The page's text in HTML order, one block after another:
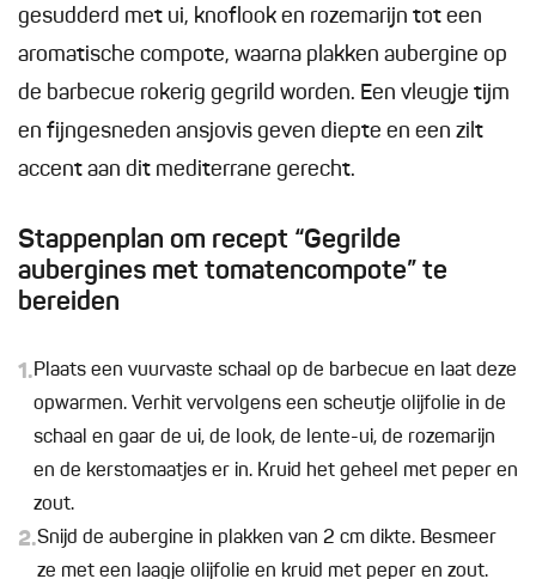
gesudderd met ui, knoflook en rozemarijn tot een
aromatische compote, waarna plakken aubergine op
de barbecue rokerig gegrild worden. Een vleugje tijm
en fijngesneden ansjovis geven diepte en een zilt
accent aan dit mediterrane gerecht.
Stappenplan om recept “Gegrilde
aubergines met tomatencompote” te
bereiden
1.Plaats een vuurvaste schaal op de barbecue en laat deze
opwarmen. Verhit vervolgens een scheutje olijfolie in de
schaal en gaar de ui, de look, de lente-ui, de rozemarijn
en de kerstomaatjes er in. Kruid het geheel met peper en
zout.
2.Snijd de aubergine in plakken van 2 cm dikte. Besmeer
ze met een laagje olijfolie en kruid met peper en zout.